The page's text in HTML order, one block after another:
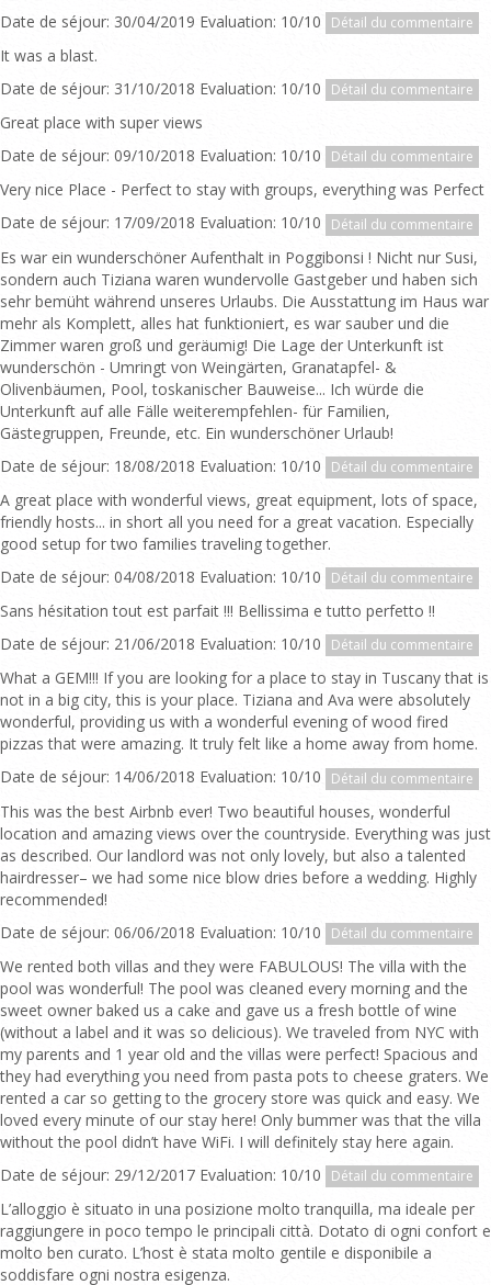
Date de séjour: 30/04/2019 Evaluation: 10/10
Détail du commentaire
It was a blast.
Date de séjour: 31/10/2018 Evaluation: 10/10
Détail du commentaire
Great place with super views
Date de séjour: 09/10/2018 Evaluation: 10/10
Détail du commentaire
Very nice Place - Perfect to stay with groups, everything was Perfect
Date de séjour: 17/09/2018 Evaluation: 10/10
Détail du commentaire
Es war ein wunderschöner Aufenthalt in Poggibonsi ! Nicht nur Susi,
sondern auch Tiziana waren wundervolle Gastgeber und haben sich
sehr bemüht während unseres Urlaubs. Die Ausstattung im Haus war
mehr als Komplett, alles hat funktioniert, es war sauber und die
Zimmer waren groß und geräumig! Die Lage der Unterkunft ist
wunderschön - Umringt von Weingärten, Granatapfel- &
Olivenbäumen, Pool, toskanischer Bauweise... Ich würde die
Unterkunft auf alle Fälle weiterempfehlen- für Familien,
Gästegruppen, Freunde, etc. Ein wunderschöner Urlaub!
Date de séjour: 18/08/2018 Evaluation: 10/10
Détail du commentaire
A great place with wonderful views, great equipment, lots of space,
friendly hosts... in short all you need for a great vacation. Especially
good setup for two families traveling together.
Date de séjour: 04/08/2018 Evaluation: 10/10
Détail du commentaire
Sans hésitation tout est parfait !!! Bellissima e tutto perfetto !!
Date de séjour: 21/06/2018 Evaluation: 10/10
Détail du commentaire
What a GEM!!! If you are looking for a place to stay in Tuscany that is
not in a big city, this is your place. Tiziana and Ava were absolutely
wonderful, providing us with a wonderful evening of wood fired
pizzas that were amazing. It truly felt like a home away from home.
Date de séjour: 14/06/2018 Evaluation: 10/10
Détail du commentaire
This was the best Airbnb ever! Two beautiful houses, wonderful
location and amazing views over the countryside. Everything was just
as described. Our landlord was not only lovely, but also a talented
hairdresser– we had some nice blow dries before a wedding. Highly
recommended!
Date de séjour: 06/06/2018 Evaluation: 10/10
Détail du commentaire
We rented both villas and they were FABULOUS! The villa with the
pool was wonderful! The pool was cleaned every morning and the
sweet owner baked us a cake and gave us a fresh bottle of wine
(without a label and it was so delicious). We traveled from NYC with
my parents and 1 year old and the villas were perfect! Spacious and
they had everything you need from pasta pots to cheese graters. We
rented a car so getting to the grocery store was quick and easy. We
loved every minute of our stay here! Only bummer was that the villa
without the pool didn’t have WiFi. I will definitely stay here again.
Date de séjour: 29/12/2017 Evaluation: 10/10
Détail du commentaire
L’alloggio è situato in una posizione molto tranquilla, ma ideale per
raggiungere in poco tempo le principali città. Dotato di ogni confort e
molto ben curato. L’host è stata molto gentile e disponibile a
soddisfare ogni nostra esigenza.